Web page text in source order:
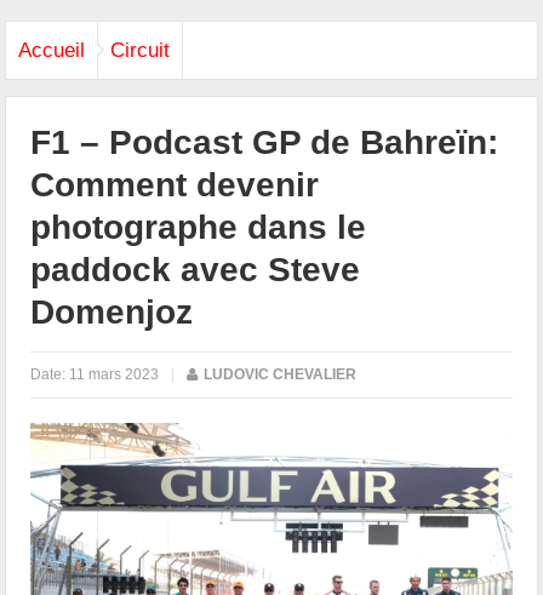
Accueil Circuit
F1 – Podcast GP de Bahreïn:
Comment devenir
photographe dans le
paddock avec Steve
Domenjoz
Date: 11 mars 2023 | LUDOVIC CHEVALIER